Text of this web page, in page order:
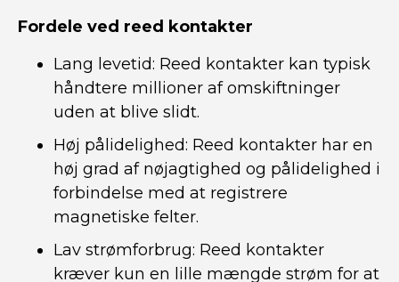
Fordele ved reed kontakter
Lang levetid: Reed kontakter kan typisk
håndtere millioner af omskiftninger
uden at blive slidt.
Høj pålidelighed: Reed kontakter har en
høj grad af nøjagtighed og pålidelighed i
forbindelse med at registrere
magnetiske felter.
Lav strømforbrug: Reed kontakter
kræver kun en lille mængde strøm for at